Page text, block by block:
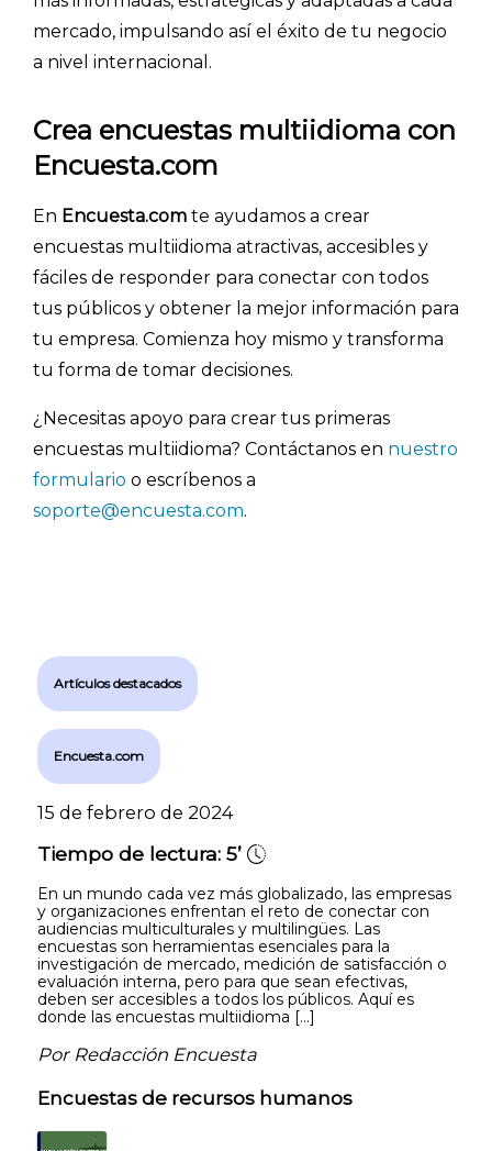
mercado, impulsando así el éxito de tu negocio
a nivel internacional.
Crea encuestas multiidioma con
Encuesta.com
En Encuesta.com te ayudamos a crear
encuestas multiidioma atractivas, accesibles y
fáciles de responder para conectar con todos
tus públicos y obtener la mejor información para
tu empresa. Comienza hoy mismo y transforma
tu forma de tomar decisiones.
¿Necesitas apoyo para crear tus primeras
encuestas multiidioma? Contáctanos en nuestro
formulario o escríbenos a
soporte@encuesta.com.
Artículos destacados
Encuesta.com
15 de febrero de 2024
Tiempo de lectura: 5’
En un mundo cada vez más globalizado, las empresas
y organizaciones enfrentan el reto de conectar con
audiencias multiculturales y multilingües. Las
encuestas son herramientas esenciales para la
investigación de mercado, medición de satisfacción o
evaluación interna, pero para que sean efectivas,
deben ser accesibles a todos los públicos. Aquí es
donde las encuestas multiidioma […]
Por Redacción Encuesta
Encuestas de recursos humanos